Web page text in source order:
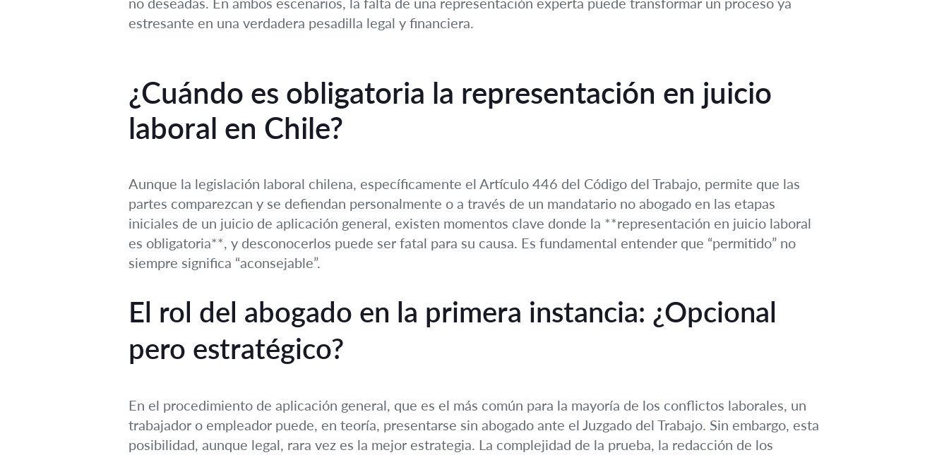
estresante en una verdadera pesadilla legal y financiera.
¿Cuándo es obligatoria la representación en juicio
laboral en Chile?
Aunque la legislación laboral chilena, específicamente el Artículo 446 del Código del Trabajo, permite que las
partes comparezcan y se defiendan personalmente o a través de un mandatario no abogado en las etapas
iniciales de un juicio de aplicación general, existen momentos clave donde la **representación en juicio laboral
es obligatoria**, y desconocerlos puede ser fatal para su causa. Es fundamental entender que “permitido” no
siempre significa “aconsejable”.
El rol del abogado en la primera instancia: ¿Opcional
pero estratégico?
En el procedimiento de aplicación general, que es el más común para la mayoría de los conflictos laborales, un
trabajador o empleador puede, en teoría, presentarse sin abogado ante el Juzgado del Trabajo. Sin embargo, esta
posibilidad, aunque legal, rara vez es la mejor estrategia. La complejidad de la prueba, la redacción de los